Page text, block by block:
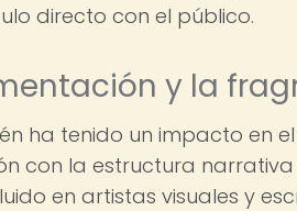
directo con el público.
y la
ha tenido un impacto en
con la estructura
en artistas visuales y